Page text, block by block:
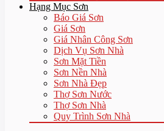
Hạng Mục Sơn
Báo Giá Sơn
Giá Sơn
Giá Nhân Công Sơn
Dịch Vụ Sơn Nhà
Sơn Mặt Tiền
Sơn Nền Nhà
Sơn Nhà Đẹp
Thợ Sơn Nước
Thợ Sơn Nhà
Quy Trình Sơn Nhà